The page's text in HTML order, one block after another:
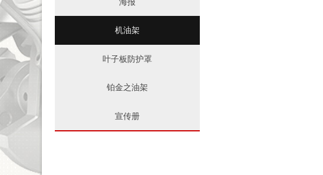
海报
机油架
叶子板防护罩
铂金之油架
宣传册